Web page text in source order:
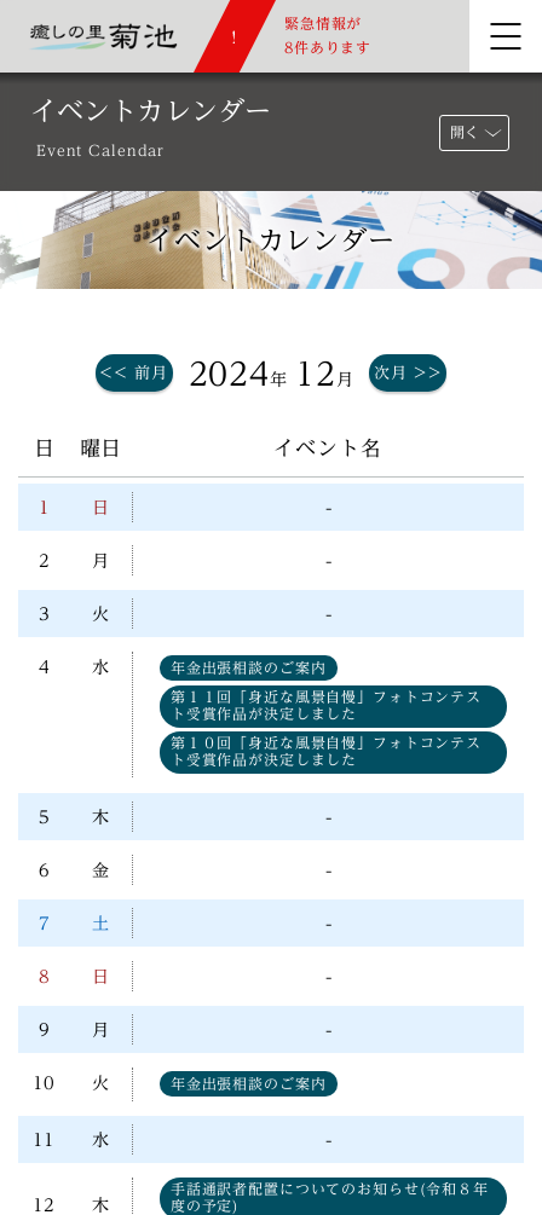
緊急情報が
8件あります
イベントカレンダー
Event Calendar
開く
イベントカレンダー
<< 前月 2024年 12 月 次月 >>
日 曜日 イベント名
1 日 -
2 月 -
3 火 -
4 水 年金出張相談のご案内
第１１回「身近な風景自慢」フォトコンテス
ト受賞作品が決定しました
第１０回「身近な風景自慢」フォトコンテス
ト受賞作品が決定しました
5 木 -
6 金 -
7 土 -
8 日 -
9 月 -
10 火 年金出張相談のご案内
11 水 -
12 木
手話通訳者配置についてのお知らせ(令和８年
度の予定)